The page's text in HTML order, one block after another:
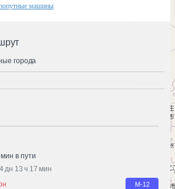
машины
города
в пути
4 дн 13 ч 17 мин
М-12